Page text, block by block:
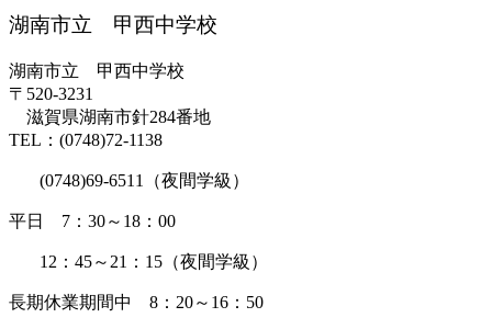
湖南市立 甲西中学校
湖南市立 甲西中学校
〒520-3231
滋賀県湖南市針284番地
TEL：(0748)72-1138
(0748)69-6511（夜間学級）
平日 7：30～18：00
12：45～21：15（夜間学級）
長期休業期間中 8：20～16：50